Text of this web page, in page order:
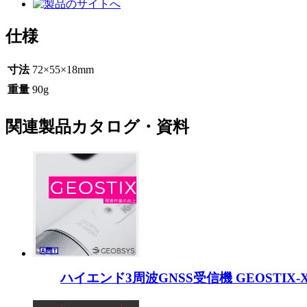
仕様
寸法 72×55×18mm
重量 90g
関連製品カタログ・資料
ハイエンド3周波GNSS受信機 GEOSTIX-